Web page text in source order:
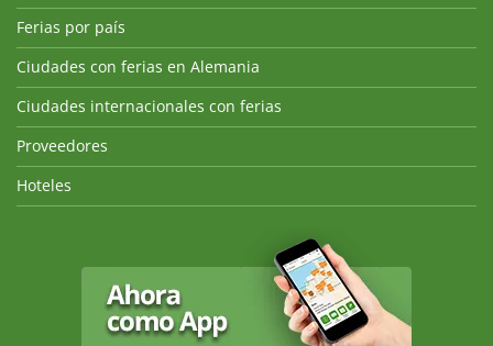
Ferias por país
Ciudades con ferias en Alemania
Ciudades internacionales con ferias
Proveedores
Hoteles